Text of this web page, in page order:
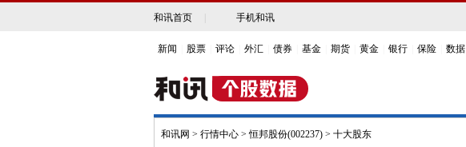
和讯首页 手机和讯
新闻 股票 评论 外汇 债券 基金 期货 黄金 银行 保险 数据
和讯网 > 行情中心 >恒邦股份(002237) > 十大股东